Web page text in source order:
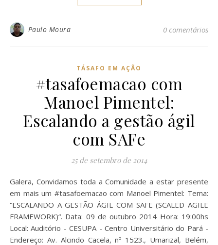
Paulo Moura 0 comentários
TÁSAFO EM AÇÃO
#tasafoemacao com
Manoel Pimentel:
Escalando a gestão ágil
com SAFe
25 de setembro de 2014
Galera, Convidamos toda a Comunidade a estar presente
em mais um #tasafoemacao com Manoel Pimentel: Tema:
“ESCALANDO A GESTÃO ÁGIL COM SAFE (SCALED AGILE
FRAMEWORK)“. Data: 09 de outubro 2014 Hora: 19:00hs
Local: Auditório - CESUPA - Centro Universitário do Pará -
Endereço: Av. Alcindo Cacela, nº 1523., Umarizal, Belém,